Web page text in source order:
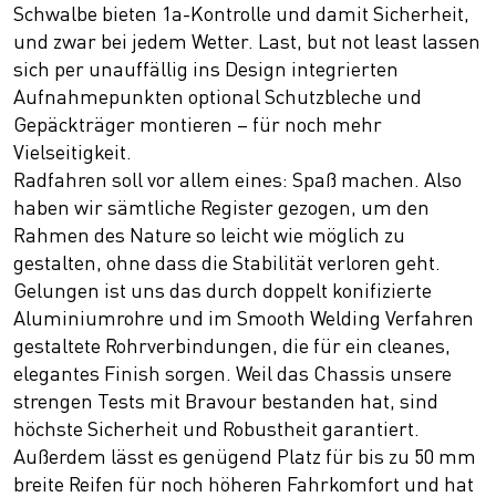
Schwalbe bieten 1a-Kontrolle und damit Sicherheit,
und zwar bei jedem Wetter. Last, but not least lassen
sich per unauffällig ins Design integrierten
Aufnahmepunkten optional Schutzbleche und
Gepäckträger montieren – für noch mehr
Vielseitigkeit.
Radfahren soll vor allem eines: Spaß machen. Also
haben wir sämtliche Register gezogen, um den
Rahmen des Nature so leicht wie möglich zu
gestalten, ohne dass die Stabilität verloren geht.
Gelungen ist uns das durch doppelt konifizierte
Aluminiumrohre und im Smooth Welding Verfahren
gestaltete Rohrverbindungen, die für ein cleanes,
elegantes Finish sorgen. Weil das Chassis unsere
strengen Tests mit Bravour bestanden hat, sind
höchste Sicherheit und Robustheit garantiert.
Außerdem lässt es genügend Platz für bis zu 50 mm
breite Reifen für noch höheren Fahrkomfort und hat